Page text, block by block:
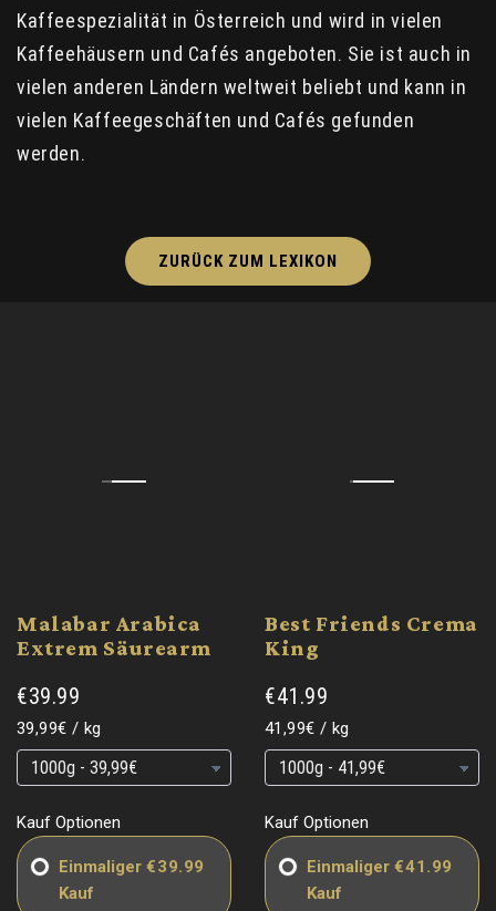
Kaffeespezialität in Österreich und wird in vielen
Kaffeehäusern und Cafés angeboten. Sie ist auch in
vielen anderen Ländern weltweit beliebt und kann in
vielen Kaffeegeschäften und Cafés gefunden
werden.
ZURÜCK ZUM LEXIKON
Malabar Arabica
Extrem Säurearm
€39.99
Grundpreis
39,99€ / pro
kg
Grundpreis
Grundpreis
Kauf Optionen
Einmaliger
Kauf
€39.99
Best Friends Crema
King
€41.99
Grundpreis
41,99€ / pro
kg
Grundpreis
Grundpreis
Kauf Optionen
Einmaliger
Kauf
€41.99